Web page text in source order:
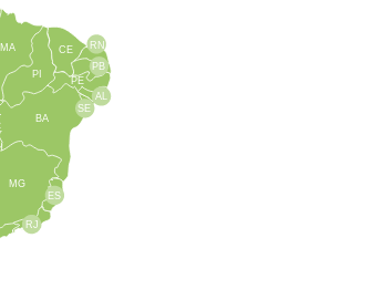
BA
SE
PE
AL
RN
CE
PI
MA
MG
RJ
ES
PB